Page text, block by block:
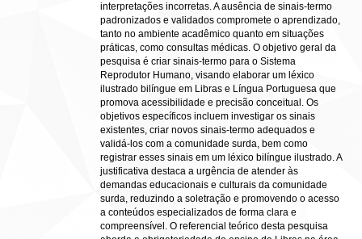
interpretações incorretas. A ausência de sinais-termo
padronizados e validados compromete o aprendizado,
tanto no ambiente acadêmico quanto em situações
práticas, como consultas médicas. O objetivo geral da
pesquisa é criar sinais-termo para o Sistema
Reprodutor Humano, visando elaborar um léxico
ilustrado bilíngue em Libras e Língua Portuguesa que
promova acessibilidade e precisão conceitual. Os
objetivos específicos incluem investigar os sinais
existentes, criar novos sinais-termo adequados e
validá-los com a comunidade surda, bem como
registrar esses sinais em um léxico bilíngue ilustrado. A
justificativa destaca a urgência de atender às
demandas educacionais e culturais da comunidade
surda, reduzindo a soletração e promovendo o acesso
a conteúdos especializados de forma clara e
compreensível. O referencial teórico desta pesquisa